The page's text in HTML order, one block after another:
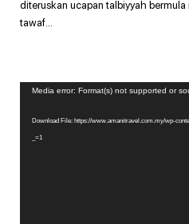
diteruskan ucapan talbiyyah
tawaf…
Video
Media error: Format(s) not supported or
Download File: https://www.amanitravel.com.my/wp-
_=1